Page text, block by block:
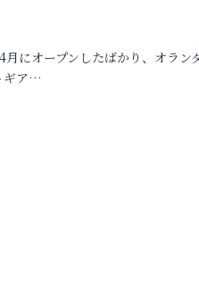
にオープンしたばかり、オラン
ギア…